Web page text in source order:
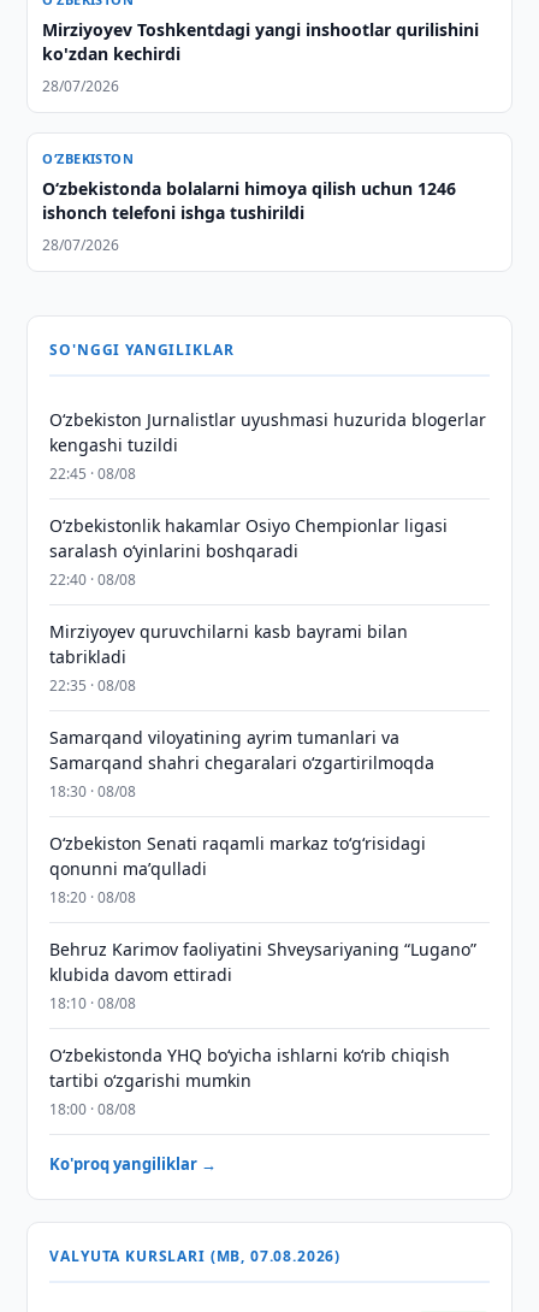
Mirziyoyev Toshkentdagi yangi inshootlar qurilishini
ko'zdan kechirdi
28/07/2026
O‘ZBEKISTON
O‘zbekistonda bolalarni himoya qilish uchun 1246
ishonch telefoni ishga tushirildi
28/07/2026
SO'NGGI YANGILIKLAR
O‘zbekiston Jurnalistlar uyushmasi huzurida blogerlar
kengashi tuzildi
22:45 · 08/08
O‘zbekistonlik hakamlar Osiyo Chempionlar ligasi
saralash o‘yinlarini boshqaradi
22:40 · 08/08
Mirziyoyev quruvchilarni kasb bayrami bilan
tabrikladi
22:35 · 08/08
Samarqand viloyatining ayrim tumanlari va
Samarqand shahri chegaralari oʻzgartirilmoqda
18:30 · 08/08
Oʻzbekiston Senati raqamli markaz toʻgʻrisidagi
qonunni maʼqulladi
18:20 · 08/08
Behruz Karimov faoliyatini Shveysariyaning “Lugano”
klubida davom ettiradi
18:10 · 08/08
O‘zbekistonda YHQ bo‘yicha ishlarni ko‘rib chiqish
tartibi o‘zgarishi mumkin
18:00 · 08/08
Ko'proq yangiliklar →
VALYUTA KURSLARI (MB, 07.08.2026)